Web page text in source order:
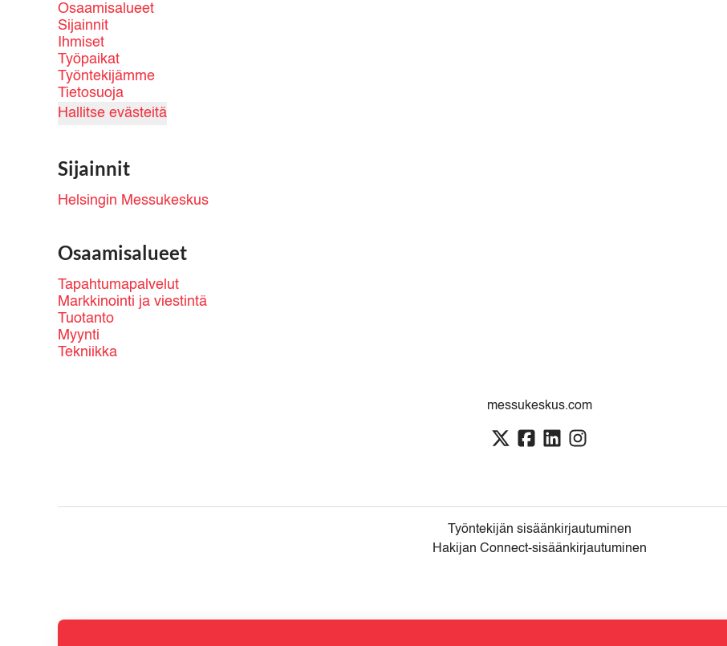
Osaamisalueet
Sijainnit
Ihmiset
Työpaikat
Työntekijämme
Tietosuoja
Hallitse evästeitä
Sijainnit
Helsingin Messukeskus
Osaamisalueet
Tapahtumapalvelut
Markkinointi ja viestintä
Tuotanto
Myynti
Tekniikka
messukeskus.com
Työntekijän sisäänkirjautuminen
Hakijan Connect-sisäänkirjautuminen